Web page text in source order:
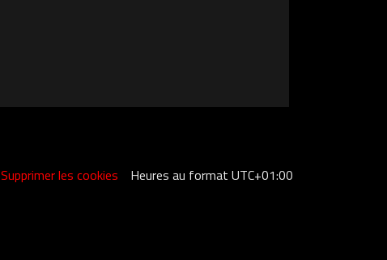
Heures au formatUTC+01:00
Supprimer les cookies